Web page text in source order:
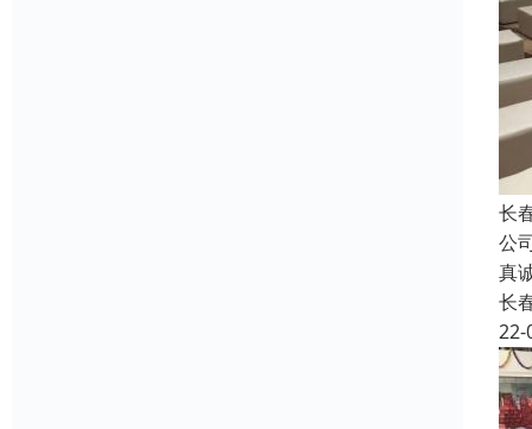
长
公
真
长
22-